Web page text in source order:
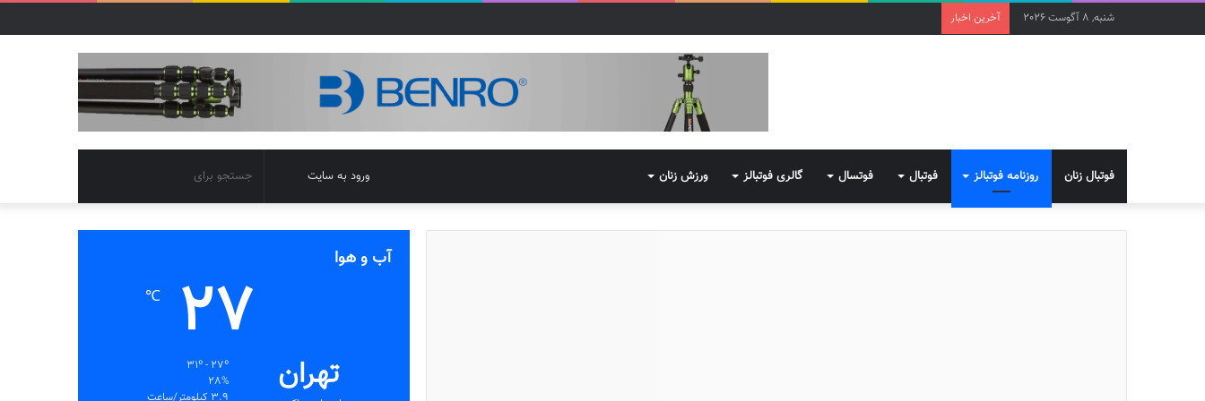
شنبه, 8 آگوست 2026 آخرین اخبار
فوتبال زنان روزنامه فوتبالز فوتبال فوتسال گالری فوتبالز ورزش زنان
برای
تغییر
پوسته
ورود به سایت
آب و هوا
تهران
27
℃
31º - 27º
28%
3.9 کیلومتر/ساعت